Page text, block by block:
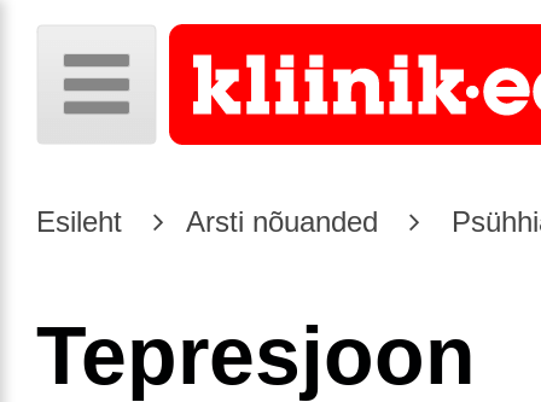
Esileht Arsti nõuanded
Tepresjoon